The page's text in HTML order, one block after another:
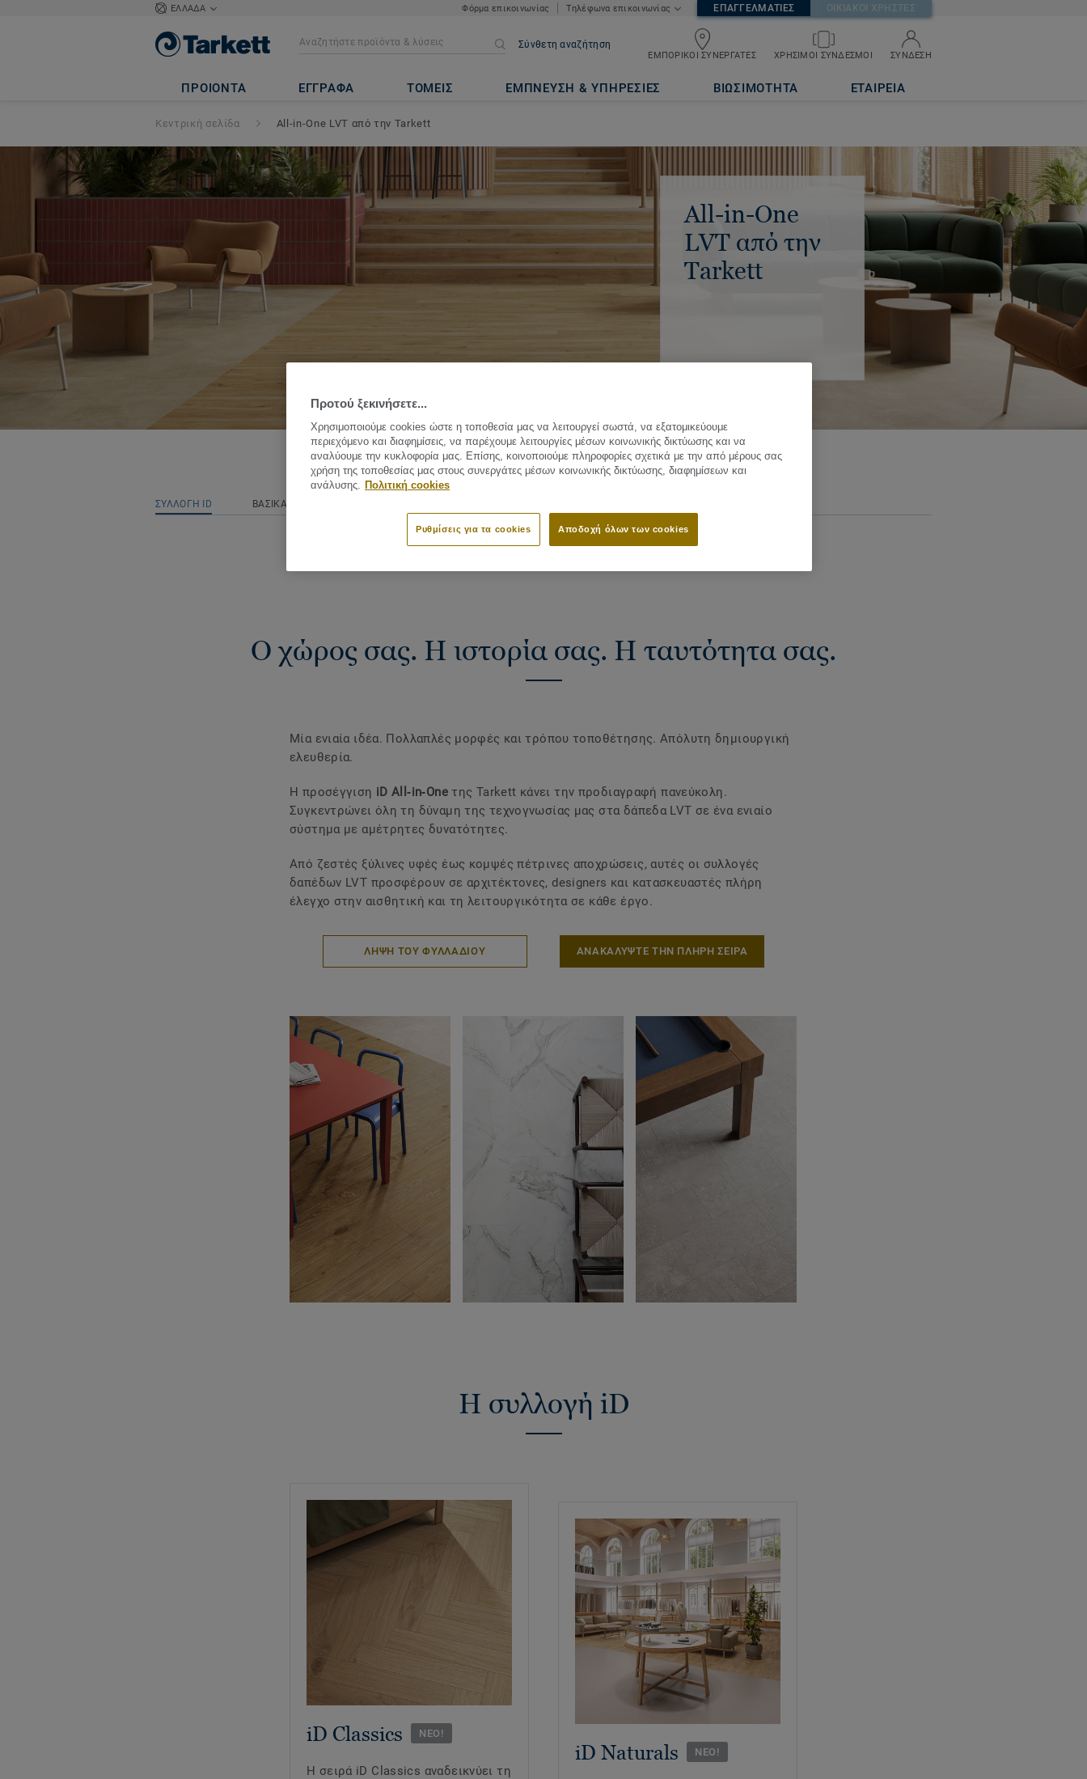
ΕΛΛΑΔΑ Φόρμα επικοινωνίας Τηλέφωνα επικοινωνίας ΕΠΑΓΓΕΛΜΑΤΙΕΣ ΟΙΚΙΑΚΟΙ ΧΡΗΣΤΕΣ
Σύνθετη αναζήτηση
ΕΜΠΟΡΙΚΟΙ ΣΥΝΕΡΓΑΤΕΣ ΧΡΗΣΙΜΟΙ ΣΥΝΔΕΣΜΟΙ ΣΥΝΔΕΣΗ
ΠΡΟΙΟΝΤΑ ΕΓΓΡΑΦΑ ΤΟΜΕΙΣ ΕΜΠΝΕΥΣΗ & ΥΠΗΡΕΣΙΕΣ ΒΙΩΣΙΜΟΤΗΤΑ ΕΤΑΙΡΕΙΑ
Κεντρική σελίδα All-in-One LVT από την Tarkett
All-in-One
LVT από την
Tarkett
ΣΥΛΛΟΓΗ ID ΒΑΣΙΚΑ ΧΑΡΑΚΤΗΡΙΣΤΙΚΑ
Ο χώρος σας. Η ιστορία σας. H ταυτότητα σας.
Μία ενιαία ιδέα. Πολλαπλές μορφές και τρόπου τοποθέτησης. Απόλυτη δημιουργική
ελευθερία.
Η προσέγγιση iD All‑in‑Oneτης Tarkett κάνει την προδιαγραφή πανεύκολη.
Συγκεντρώνει όλη τη δύναμη της τεχνογνωσίας μας στα δάπεδα LVT σε ένα ενιαίο
σύστημα με αμέτρητες δυνατότητες.
Από ζεστές ξύλινες υφές έως κομψές πέτρινες αποχρώσεις, αυτές οι συλλογές
δαπέδων LVT προσφέρουν σε αρχιτέκτονες, designers και κατασκευαστές πλήρη
έλεγχο στην αισθητική και τη λειτουργικότητα σε κάθε έργο.
ΛΗΨΗ ΤΟΥ ΦΥΛΛΑΔΙΟΥ ΑΝΑΚΑΛΥΨΤΕ ΤΗΝ ΠΛΗΡΗ ΣΕΙΡΑ
Η συλλογή iD
iD Classics ΝΕΟ!
Η σειρά iD Classics αναδεικνύει τη
iD Naturals ΝΕΟ!
Προτού ξεκινήσετε...
Χρησιμοποιούμε cookies ώστε η τοποθεσία μας να λειτουργεί σωστά, να εξατομικεύουμε
περιεχόμενο και διαφημίσεις, να παρέχουμε λειτουργίες μέσων κοινωνικής δικτύωσης και να
αναλύουμε την κυκλοφορία μας. Επίσης, κοινοποιούμε πληροφορίες σχετικά με την από μέρους σας
χρήση της τοποθεσίας μας στους συνεργάτες μέσων κοινωνικής δικτύωσης, διαφημίσεων και
ανάλυσης. Πολιτική cookies
Αποδοχή όλων των cookies
Ρυθμίσεις για τα cookies